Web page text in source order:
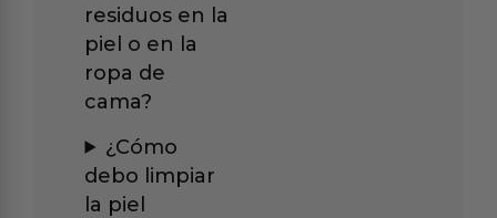
residuos en la
piel o en la
ropa de
cama?
¿Cómo
debo limpiar
la piel